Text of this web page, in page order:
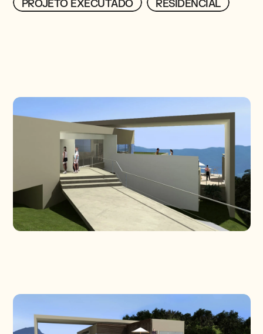
PROJETO EXECUTADO
PROJETO EXECUTADO RESIDENCIAL
RESIDENCIAL